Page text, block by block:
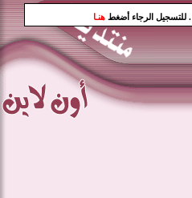
. للتسجيل الرجاء أضغط هنـا